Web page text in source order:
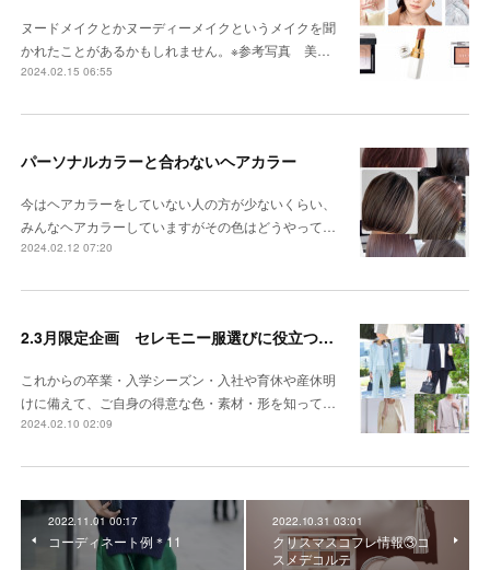
ヌードメイクとかヌーディーメイクというメイクを聞
かれたことがあるかもしれません。※参考写真 美…
2024.02.15 06:55
パーソナルカラーと合わないヘアカラー
今はヘアカラーをしていない人の方が少ないくらい、
みんなヘアカラーしていますがその色はどうやって…
2024.02.12 07:20
2.3月限定企画 セレモニー服選びに役立つパーソナルカラー
これからの卒業・入学シーズン・入社や育休や産休明
けに備えて、ご自身の得意な色・素材・形を知って…
2024.02.10 02:09
2022.11.01 00:17
コーディネート例＊11
2022.10.31 03:01
クリスマスコフレ情報③コ
スメデコルテ